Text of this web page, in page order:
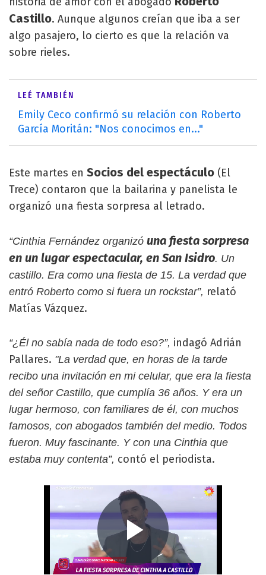
Castillo. Aunque algunos creían que iba a ser
algo pasajero, lo cierto es que la relación va
sobre rieles.
LEÉ TAMBIÉN
Emily Ceco confirmó su relación con Roberto
García Moritán: "Nos conocimos en..."
Este martes en Socios del espectáculo (El
Trece) contaron que la bailarina y panelista le
organizó una fiesta sorpresa al letrado.
“Cinthia Fernández organizó una fiesta sorpresa
en un lugar espectacular, en San Isidro. Un
castillo. Era como una fiesta de 15. La verdad que
entró Roberto como si fuera un rockstar”, relató
Matías Vázquez.
“¿Él no sabía nada de todo eso?”, indagó Adrián
Pallares. "La verdad que, en horas de la tarde
recibo una invitación en mi celular, que era la fiesta
del señor Castillo, que cumplía 36 años. Y era un
lugar hermoso, con familiares de él, con muchos
famosos, con abogados también del medio. Todos
fueron. Muy fascinante. Y con una Cinthia que
estaba muy contenta”, contó el periodista.